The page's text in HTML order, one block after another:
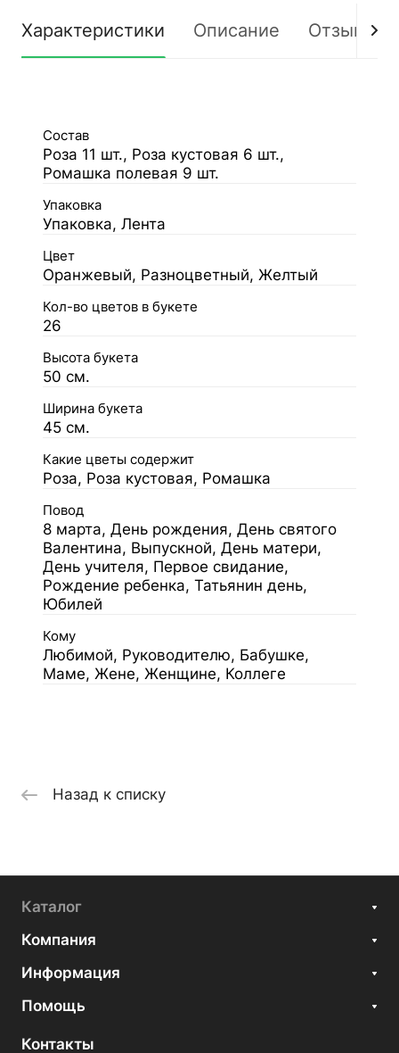
Характеристики Описание Отзывы
Состав
Роза 11 шт., Роза кустовая 6 шт.,
Ромашка полевая 9 шт.
Упаковка
Упаковка, Лента
Цвет
Оранжевый, Разноцветный, Желтый
Кол-во цветов в букете
26
Высота букета
50 см.
Ширина букета
45 см.
Какие цветы содержит
Роза, Роза кустовая, Ромашка
Повод
8 марта, День рождения, День святого
Валентина, Выпускной, День матери,
День учителя, Первое свидание,
Рождение ребенка, Татьянин день,
Юбилей
Кому
Любимой, Руководителю, Бабушке,
Маме, Жене, Женщине, Коллеге
Назад к списку
Каталог
Компания
Информация
Помощь
Контакты